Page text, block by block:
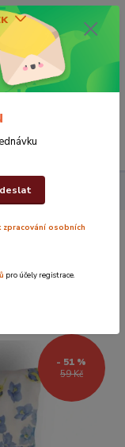
0 Kč
modré
Květy
59 Kč
- 51 %
zpracování osobních
pro účely registrace.